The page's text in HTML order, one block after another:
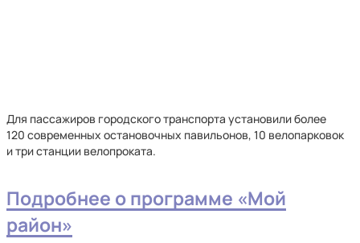
Для пассажиров городского транспорта установили более
120 современных остановочных павильонов, 10 велопарковок
и три станции велопроката.
Подробнее о программе «Мой
район»